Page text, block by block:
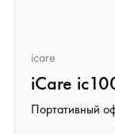
icare
iCare
Портативный